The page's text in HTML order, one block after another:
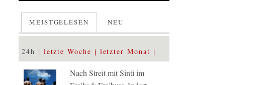
MEISTGELESEN NEU
24h letzte Woche letzter Monat
Nach Streit mit Sinti im